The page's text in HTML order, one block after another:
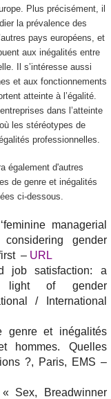
Plus précisément, il
la prévalence des
pays européens, et
aux inégalités entre
Il s’intéresse aussi
et aux fonctionnements
atteinte à l’égalité.
dans l’atteinte
les stéréotypes de
professionnelles.
également d'autres
de genre et inégalités
ci-dessous.
managerial
gender
– URL
job satisfaction: a
light of gender
/ International
genre et inégalités
hommes. Quelles
?, Paris, EMS –
Sex, Breadwinner